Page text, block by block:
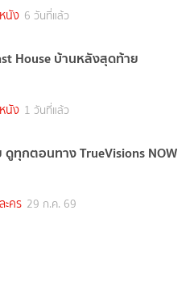
นัง 6 วันที่แล้ว
House บ้านหลังสุดท้าย
นัง 1 วันที่แล้ว
ดูทุกตอนทาง TrueVisions NOW
ะคร 29 ก.ค. 69